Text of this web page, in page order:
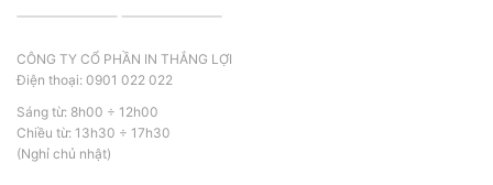
CÔNG TY CỔ PHẦN IN THẮNG LỢI
Điện thoại: 0901 022 022
Sáng từ: 8h00 ÷ 12h00
Chiều từ: 13h30 ÷ 17h30
(Nghỉ chủ nhật)